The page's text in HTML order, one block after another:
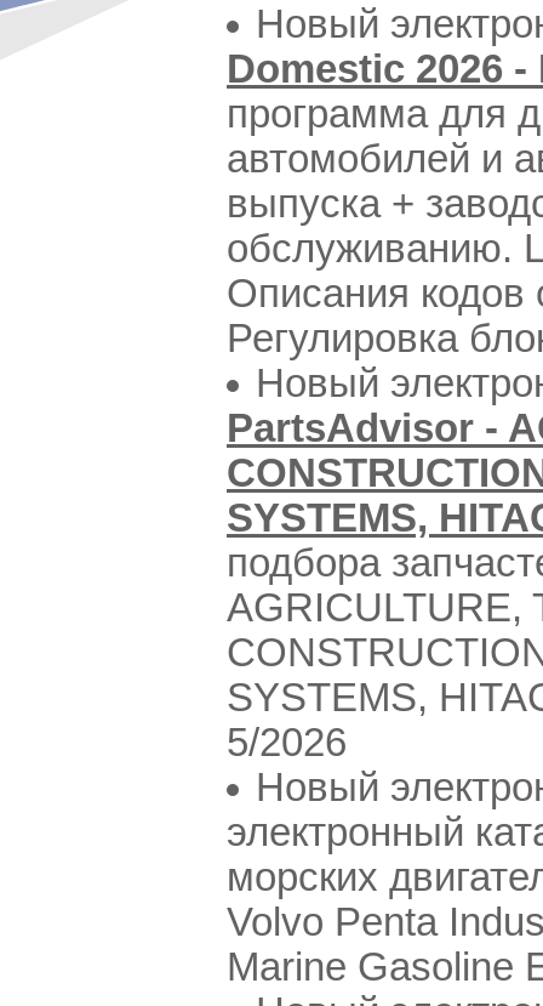
Новый
Domestic 2026
программа для
автомобилей и
выпуска +
обслуживанию.
Описания кодов
Регулировка
Новый
PartsAdvisor -
SYSTEMS,
подбора
AGRICULTURE,
SYSTEMS,
5/2026
Новый
электронный
морских
Volvo Penta
Marine Gasoline